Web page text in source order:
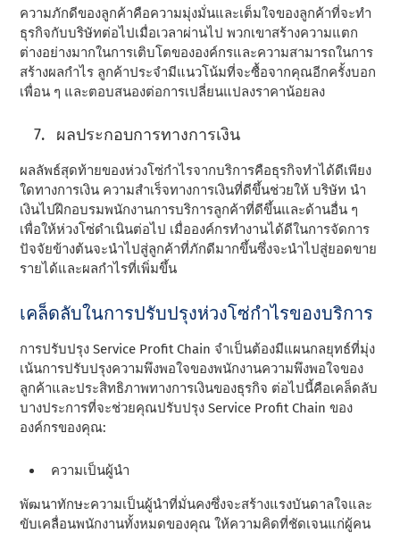
ความภักดีของลูกค้าคือความมุ่งมั่นและเต็มใจของลูกค้าที่จะทํา
ธุรกิจกับบริษัทต่อไปเมื่อเวลาผ่านไป พวกเขาสร้างความแตก
ต่างอย่างมากในการเติบโตขององค์กรและความสามารถในการ
สร้างผลกําไร ลูกค้าประจํามีแนวโน้มที่จะซื้อจากคุณอีกครั้งบอก
เพื่อน ๆ และตอบสนองต่อการเปลี่ยนแปลงราคาน้อยลง
ผลประกอบการทางการเงิน
ผลลัพธ์สุดท้ายของห่วงโซ่กําไรจากบริการคือธุรกิจทําได้ดีเพียง
ใดทางการเงิน ความสําเร็จทางการเงินที่ดีขึ้นช่วยให้ บริษัท นํา
เงินไปฝึกอบรมพนักงานการบริการลูกค้าที่ดีขึ้นและด้านอื่น ๆ
เพื่อให้ห่วงโซ่ดําเนินต่อไป เมื่อองค์กรทํางานได้ดีในการจัดการ
ปัจจัยข้างต้นจะนําไปสู่ลูกค้าที่ภักดีมากขึ้นซึ่งจะนําไปสู่ยอดขาย
รายได้และผลกําไรที่เพิ่มขึ้น
เคล็ดลับในการปรับปรุงห่วงโซ่กําไรของบริการ
การปรับปรุง Service Profit Chain จําเป็นต้องมีแผนกลยุทธ์ที่มุ่ง
เน้นการปรับปรุงความพึงพอใจของพนักงานความพึงพอใจของ
ลูกค้าและประสิทธิภาพทางการเงินของธุรกิจ ต่อไปนี้คือเคล็ดลับ
บางประการที่จะช่วยคุณปรับปรุง Service Profit Chain ของ
องค์กรของคุณ:
ความเป็นผู้นำ
พัฒนาทักษะความเป็นผู้นําที่มั่นคงซึ่งจะสร้างแรงบันดาลใจและ
ขับเคลื่อนพนักงานทั้งหมดของคุณ ให้ความคิดที่ชัดเจนแก่ผู้คน